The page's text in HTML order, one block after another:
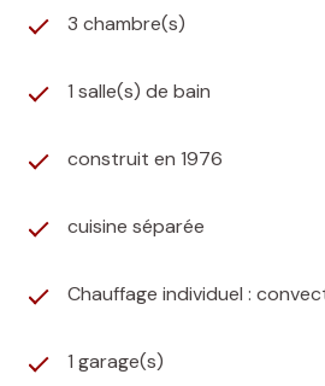
3 chambre(s)
1 salle(s) de bain
construit en 1976
cuisine séparée
Chauffage individuel :
1 garage(s)